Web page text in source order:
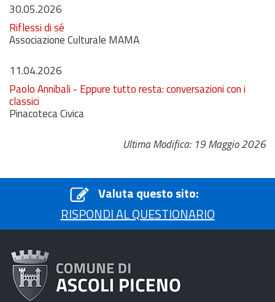
30.05.2026
Riflessi di sé
Associazione Culturale MAMA
11.04.2026
Paolo Annibali - Eppure tutto resta: conversazioni con i
classici
Pinacoteca Civica
Ultima Modifica: 19 Maggio 2026
Valuta questo sito:
RISPONDI AL QUESTIONARIO